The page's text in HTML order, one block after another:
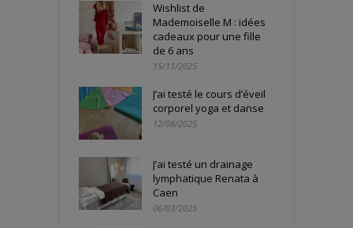
Wishlist de
Mademoiselle M : idées
cadeaux pour une fille
de 6 ans
15/11/2025
J’ai testé le cours d’éveil
corporel yoga et danse
12/08/2025
J’ai testé un drainage
lymphatique Renata à
Caen
06/03/2025